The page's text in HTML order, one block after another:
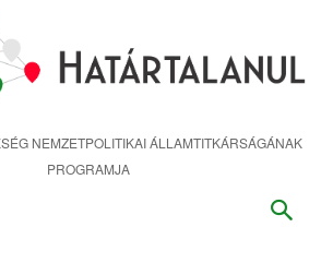
NEMZETPOLITIKAI ÁLLAMTITKÁRSÁGÁNAK
PROGRAMJA